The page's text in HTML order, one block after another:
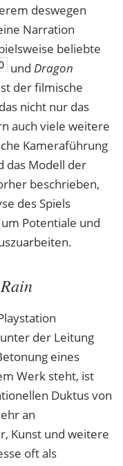
deswegen
Narration
beliebte
und Dragon
der filmische
nicht nur das
auch viele weitere
Kameraführung
das Modell der
beschrieben,
des Spiels
Potentiale und
der Leitung
eines
Werk steht, ist
Duktus von
an
Kunst und weitere
oft als